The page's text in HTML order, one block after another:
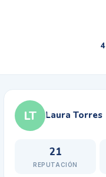
4
LT Laura Torres
21
REPUTACIÓN